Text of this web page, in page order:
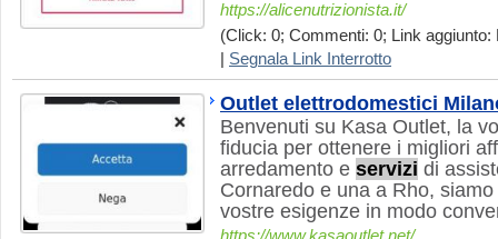
https://alicenutrizionista.it/
(Click: 0; Commenti: 0; Link aggiunto:
Segnala Link Interrotto
Outlet elettrodomestici
Benvenuti su Kasa Outlet, la
fiducia per ottenere i migliori
arredamento e servizi di
Cornaredo e una a Rho,
vostre esigenze in modo